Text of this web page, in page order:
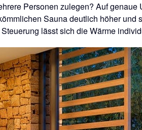
Personen zulegen? Auf
Sauna deutlich höher
lässt sich die Wärme